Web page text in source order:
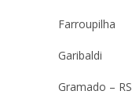
Farroupilha
Garibaldi
Gramado – RS